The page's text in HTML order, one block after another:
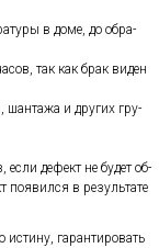
в до­ме, до об­ра­
так как брак ви­ден
шан­та­жа и дру­гих гру­
ес­ли де­фект не бу­дет об­
по­явил­ся в ре­зуль­та­те
га­ран­ти­ровать